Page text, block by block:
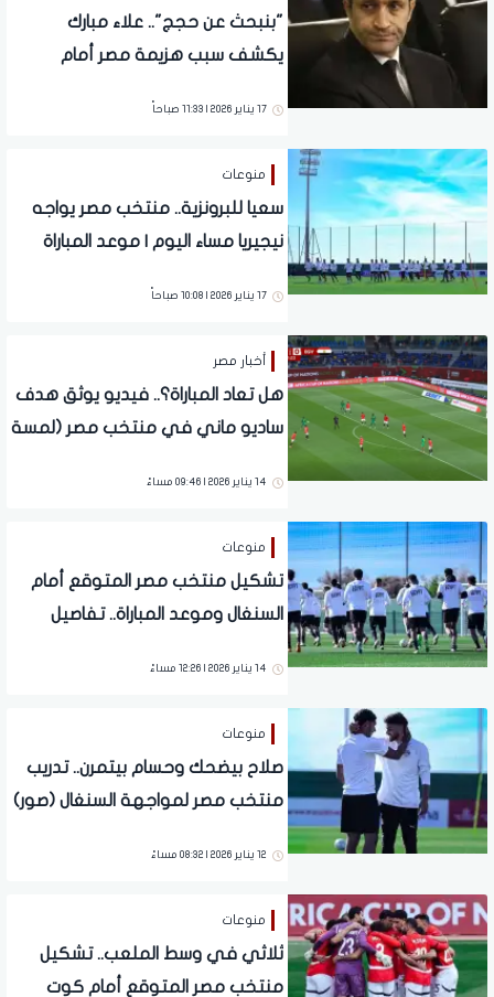
"بنبحث عن حجج".. علاء مبارك
يكشف سبب هزيمة مصر أمام
17 يناير 2026 | 11:33 صباحاً
منوعات
سعيا للبرونزية.. منتخب مصر يواجه
نيجيريا مساء اليوم | موعد المباراة
17 يناير 2026 | 10:08 صباحاً
أخبار مصر
هل تعاد المباراة؟.. فيديو يوثق هدف
ساديو ماني في منتخب مصر (لمسة
14 يناير 2026 | 09:46 مساءً
منوعات
تشكيل منتخب مصر المتوقع أمام
السنغال وموعد المباراة.. تفاصيل
14 يناير 2026 | 12:26 مساءً
منوعات
صلاح بيضحك وحسام بيتمرن.. تدريب
منتخب مصر لمواجهة السنغال (صور)
12 يناير 2026 | 08:32 مساءً
منوعات
ثلاثي في وسط الملعب.. تشكيل
منتخب مصر المتوقع أمام كوت